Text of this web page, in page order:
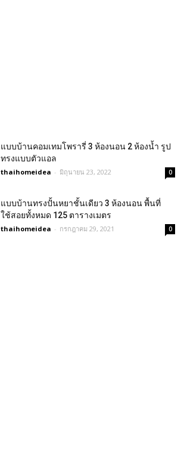
แบบบ้านคอมเทมโพรารี่ 3 ห้องนอน 2 ห้องน้ำ รูป
ทรงแบบตัวแอล
thaihomeidea - มิถุนายน 23, 2022 0
แบบบ้านทรงปั้นหยาชั้นเดียว 3 ห้องนอน พื้นที่
ใช้สอยทั้งหมด 125 ตารางเมตร
thaihomeidea - กรกฎาคม 29, 2021 0